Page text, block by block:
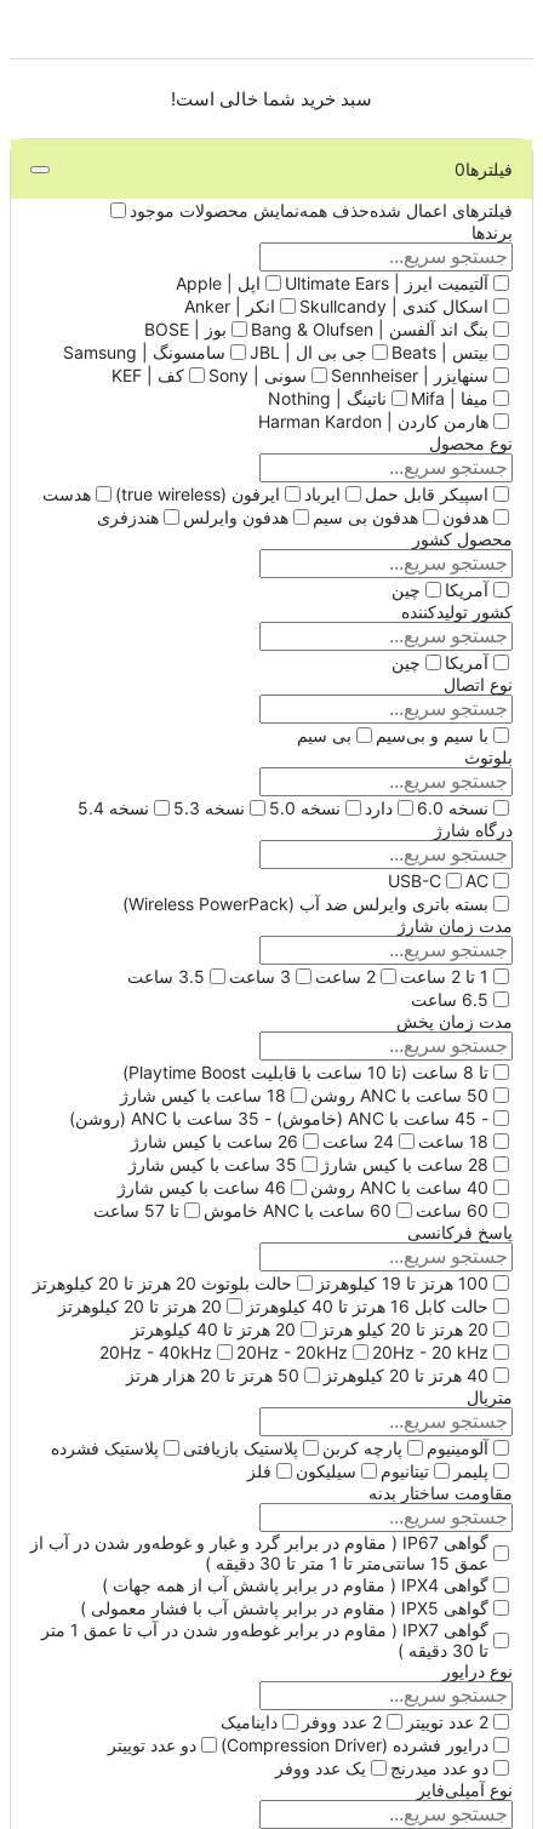
سبد خرید شما خالی است!
فیلترها0
فیلترهای اعمال شدهحذف همهنمایش محصولات موجود
برندها
آلتیمیت ایرز | Ultimate Ears
اپل | Apple
اسکال کندی | Skullcandy
انکر | Anker
بنگ اند آلفسن | Bang & Olufsen
بوز | BOSE
بیتس | Beats
جی بی ال | JBL
سامسونگ | Samsung
سنهایزر | Sennheiser
سونی | Sony
کف | KEF
میفا | Mifa
ناتینگ | Nothing
هارمن کاردن | Harman Kardon
نوع محصول
اسپیکر قابل حمل ایرباد ایرفون (true wireless)
هدست
هدفون
هدفون بی سیم هدفون وایرلس
هندزفری
محصول کشور
آمریکا
چین
کشور تولیدکننده
آمریکا
چین
نوع اتصال
با سیم و بی‌سیم
بی سیم
بلوتوث
نسخه 6.0 دارد نسخه 5.0 نسخه 5.3
نسخه 5.4
درگاه شارژ
AC
USB-C
بسته باتری وایرلس ضد آب (Wireless PowerPack)
مدت زمان شارژ
1 تا 2 ساعت 2 ساعت 3 ساعت
3.5 ساعت
6.5 ساعت
مدت زمان پخش
تا 8 ساعت (تا 10 ساعت با قابلیت Playtime Boost)
50 ساعت با ANC روشن
18 ساعت با کیس شارژ
- 45 ساعت با ANC (خاموش) - 35 ساعت با ANC (روشن)
18 ساعت
24 ساعت
26 ساعت با کیس شارژ
28 ساعت با کیس شارژ
35 ساعت با کیس شارژ
40 ساعت با ANC روشن
46 ساعت با کیس شارژ
60 ساعت
60 ساعت با ANC خاموش
تا 57 ساعت
پاسخ فرکانسی
100 هرتز تا 19 کیلوهرتز
حالت بلوتوث 20 هرتز تا 20 کیلوهرتز
حالت کابل 16 هرتز تا 40 کیلوهرتز
20 هرتز تا 20 کیلوهرتز
20 هرتز تا 20 کیلو هرتز
20 هرتز تا 40 کیلوهرتز
20Hz - 20 kHz
20Hz - 20kHz
20Hz - 40kHz
40 هرتز تا 20 کیلوهرتز
50 هرتز تا 20 هزار هرتز
متریال
آلومينيوم پارچه کربن پلاستیک بازیافتی
پلاستیک فشرده
پلیمر
تیتانیوم سیلیکون
فلز
مقاومت ساختار بدنه
گواهی IP67 ( مقاوم در برابر گرد و غبار و غوطه‌ور شدن در آب از
عمق 15 سانتی‌متر تا 1 متر تا 30 دقیقه )
گواهی IPX4 ( مقاوم در برابر پاشش آب از همه جهات )
گواهی IPX5 ( مقاوم در برابر پاشش آب با فشار معمولی )
گواهی IPX7 ( مقاوم در برابر غوطه‌ور شدن در آب تا عمق 1 متر
تا 30 دقیقه )
نوع درایور
2 عدد توییتر 2 عدد ووفر
داینامیک
درایور فشرده (Compression Driver)
دو عدد توییتر
دو عدد میدرنج
یک عدد ووفر
نوع آمپلی‌فایر